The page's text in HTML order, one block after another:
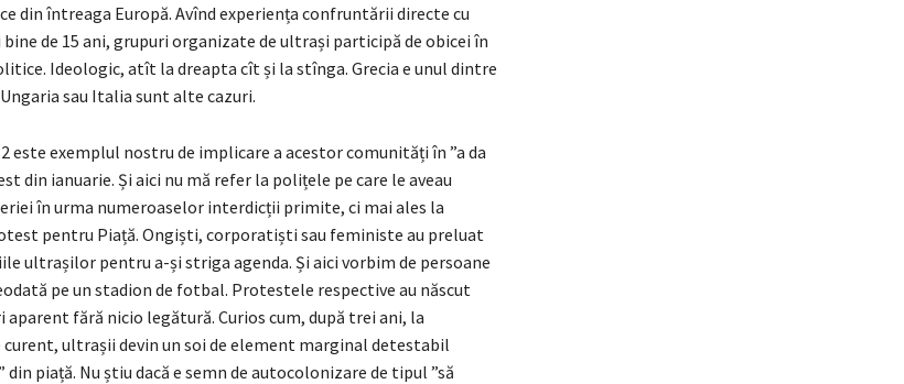
din întreaga Europă. Avînd experiența confruntării directe cu
de 15 ani, grupuri organizate de ultrași participă de obicei în
Ideologic, atît la dreapta cît și la stînga. Grecia e unul dintre
sau Italia sunt alte cazuri.
este exemplul nostru de implicare a acestor comunități în ”a da
din ianuarie. Și aici nu mă refer la polițele pe care le aveau
în urma numeroaselor interdicții primite, ci mai ales la
pentru Piață. Ongiști, corporatiști sau feministe au preluat
ultrașilor pentru a-și striga agenda. Și aici vorbim de persoane
pe un stadion de fotbal. Protestele respective au născut
fără nicio legătură. Curios cum, după trei ani, la
ultrașii devin un soi de element marginal detestabil
piață. Nu știu dacă e semn de autocolonizare de tipul ”să